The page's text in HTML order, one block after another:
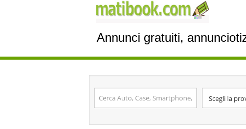
Annunci gratuiti,